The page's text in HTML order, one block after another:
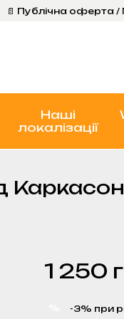
📄 Публічна оферта /
Наші
локалізації
1 250
-3% при